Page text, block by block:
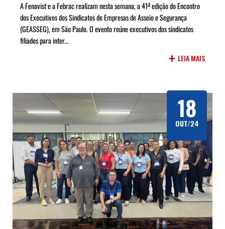
A Fenavist e a Febrac realizam nesta semana, a 41ª edição do Encontro
dos Executivos dos Sindicatos de Empresas de Asseio e Segurança
(GEASSEG), em São Paulo. O evento reúne executivos dos sindicatos
filiados para inter...
+ LEIA MAIS
18
OUT/24